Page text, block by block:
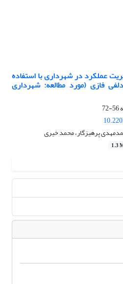
عملکرد در شهرداری با استفاده
فازی (مورد مطالعه: شهرداری
56-72
پرهیزگار، محمد خیری
1.3